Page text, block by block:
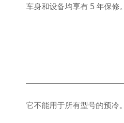
车身和设备均享有 5 年保修。
它不能用于所有型号的预冷。